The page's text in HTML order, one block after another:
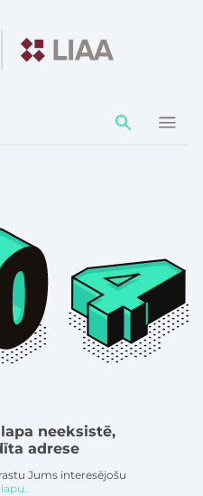
Action
element
neeksistē,
adrese
Jums interesējošu